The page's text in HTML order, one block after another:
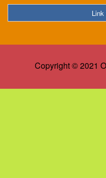
Link
Copyright © 2021